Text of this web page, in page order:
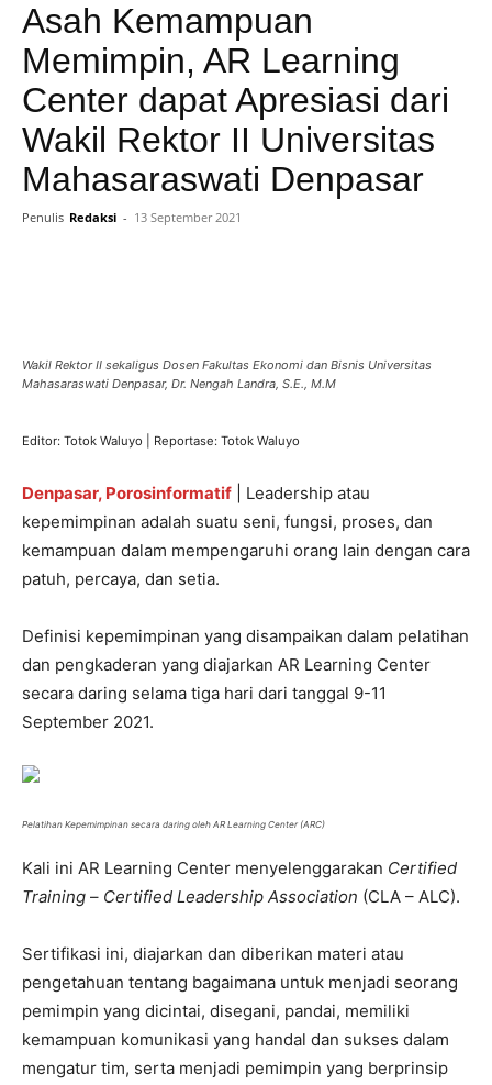
Asah Kemampuan
Memimpin, AR Learning
Center dapat Apresiasi dari
Wakil Rektor II Universitas
Mahasaraswati Denpasar
Penulis Redaksi - 13 September 2021
Wakil Rektor II sekaligus Dosen Fakultas Ekonomi dan Bisnis Universitas
Mahasaraswati Denpasar, Dr. Nengah Landra, S.E., M.M
Editor: Totok Waluyo | Reportase: Totok Waluyo
Denpasar, Porosinformatif | Leadership atau
kepemimpinan adalah suatu seni, fungsi, proses, dan
kemampuan dalam mempengaruhi orang lain dengan cara
patuh, percaya, dan setia.
Definisi kepemimpinan yang disampaikan dalam pelatihan
dan pengkaderan yang diajarkan AR Learning Center
secara daring selama tiga hari dari tanggal 9-11
September 2021.
Pelatihan Kepemimpinan secara daring oleh AR Learning Center (ARC)
Kali ini AR Learning Center menyelenggarakan Certified
Training – Certified Leadership Association (CLA – ALC).
Sertifikasi ini, diajarkan dan diberikan materi atau
pengetahuan tentang bagaimana untuk menjadi seorang
pemimpin yang dicintai, disegani, pandai, memiliki
kemampuan komunikasi yang handal dan sukses dalam
mengatur tim, serta menjadi pemimpin yang berprinsip